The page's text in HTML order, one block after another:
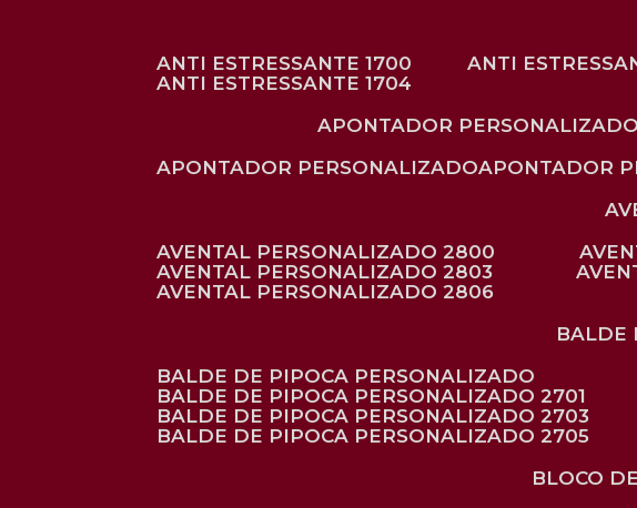
ANTI ESTRESSANTE 1700
ANTI
ANTI ESTRESSANTE 1704
APONTADOR PERSONALIZADO
APONTADOR PERSONALIZADO
APONTADOR
AVENTAL PERSONALIZADO 2800
AVENTAL PERSONALIZADO 2803
AVENTAL PERSONALIZADO 2806
BALDE DE PIPOCA PERSONALIZADO
BALDE DE PIPOCA PERSONALIZADO 2701
BALDE DE PIPOCA PERSONALIZADO 2703
BALDE DE PIPOCA PERSONALIZADO 2705
BLOCO